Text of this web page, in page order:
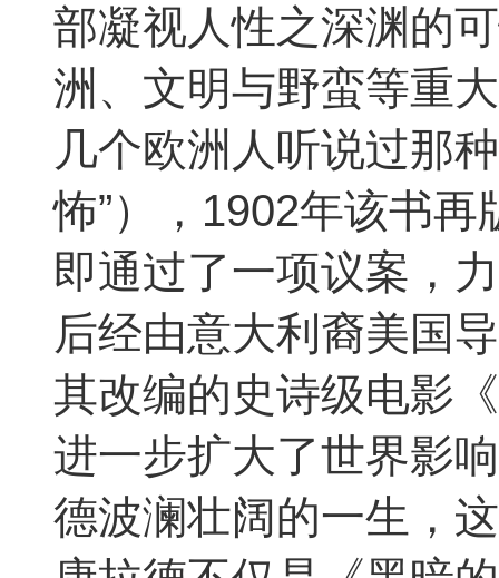
部凝视人性之深渊的
洲、文明与野蛮等重
几个欧洲人听说过那
怖”），1902年该书
即通过了一项议案，
后经由意大利裔美国
其改编的史诗级电影
进一步扩大了世界影
德波澜壮阔的一生，